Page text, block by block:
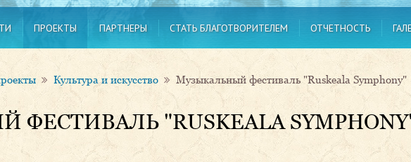
ПРОЕКТЫ ПАРТНЕРЫ СТАТЬ БЛАГОТВОРИТЕЛЕМ ОТЧЕТНОСТЬ
Культура и искусство Музыкальный фестиваль "Ruskeala Symphony"
"RUSKEALA